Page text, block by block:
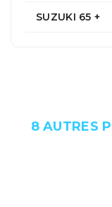
SUZUKI 65 +
8 AUTRES